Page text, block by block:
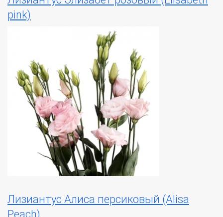
pink)
Лизиантус Алиса персиковый (Alisa
Peach)